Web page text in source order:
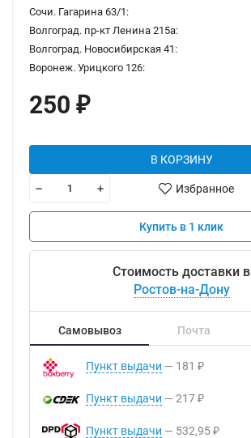
Сочи. Гагарина 63/1:
Волгоград. пр-кт Ленина 215а:
Волгоград. Новосибирская 41:
Воронеж. Урицкого 126:
250 ₽
В КОРЗИНУ
Избранное
Купить в 1 клик
Стоимость доставки в
Ростов-на-Дону
Самовывоз Почта
Пункт выдачи 181 ₽
Пункт выдачи 217 ₽
Пункт выдачи 532,95 ₽